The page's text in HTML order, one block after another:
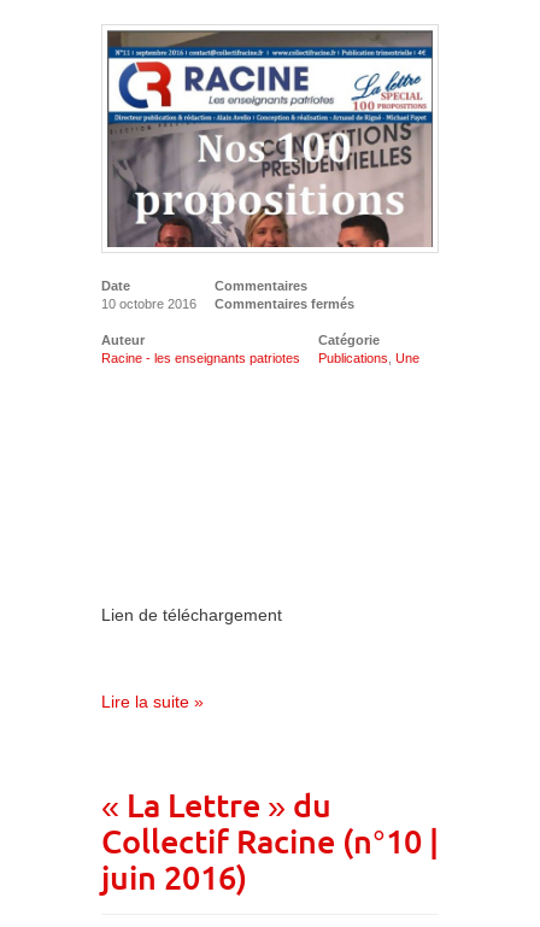
Date
10 octobre 2016
Commentaires
Commentaires fermés
Auteur
Racine - les enseignants patriotes
Catégorie
Publications Une
Lien de téléchargement
Lire la suite »
« La Lettre » du
Collectif Racine (n°10 |
juin 2016)